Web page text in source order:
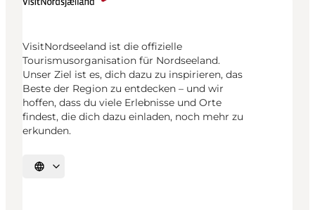
VisitNordseeland ist die offizielle
Tourismusorganisation für Nordseeland.
Unser Ziel ist es, dich dazu zu inspirieren, das
Beste der Region zu entdecken – und wir
hoffen, dass du viele Erlebnisse und Orte
findest, die dich dazu einladen, noch mehr zu
erkunden.
Sprache auswählen